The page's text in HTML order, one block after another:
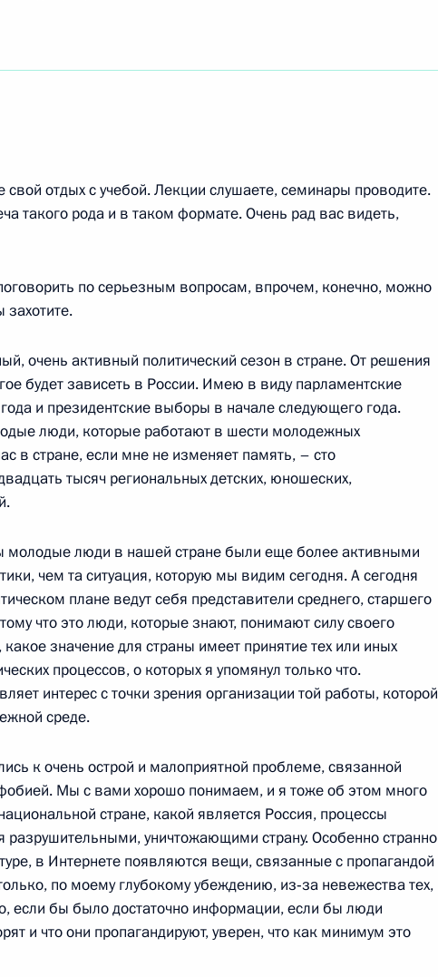
секретарем Совета
Саудовской Аравии принцем
Москва, Кремль
Ивановым
Москва, Кремль
с Министром информационных
Москва, Кремль
Палестинской национальной
Аббасом
Кремль
средств резервного фонда
году
о совещании с членами Правительства
отдых с учебой. Лекции слушаете, семинары проводите.
такого рода и в таком формате. Очень рад вас видеть,
по серьезным вопросам, впрочем, конечно, можно
очень активный политический сезон в стране. От решения
будет зависеть в России. Имею в виду парламентские
и президентские выборы в начале следующего года.
люди, которые работают в шести молодежных
в стране, если мне не изменяет память, – сто
тысяч региональных детских, юношеских,
молодые люди в нашей стране были еще более активными
чем та ситуация, которую мы видим сегодня. А сегодня
плане ведут себя представители среднего, старшего
что это люди, которые знают, понимают силу своего
значение для страны имеет принятие тех или иных
процессов, о которых я упомянул только что.
интерес с точки зрения организации той работы, которой
среде.
к очень острой и малоприятной проблеме, связанной
Мы с вами хорошо понимаем, и я тоже об этом много
стране, какой является Россия, процессы
разрушительными, уничтожающими страну. Особенно странно
в Интернете появляются вещи, связанные с пропагандой
по моему глубокому убеждению, из‑за невежества тех,
если бы было достаточно информации, если бы люди
и что они пропагандируют, уверен, что как минимум это